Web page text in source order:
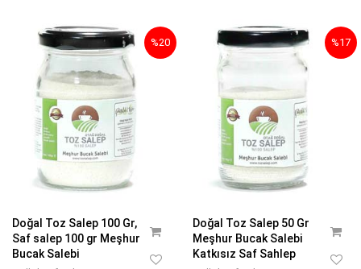
%20
Doğal Toz Salep 100 Gr,
Saf salep 100 gr Meşhur
Bucak Salebi
%17
Doğal Toz Salep 50 Gr
Meşhur Bucak Salebi
Katkısız Saf Sahlep